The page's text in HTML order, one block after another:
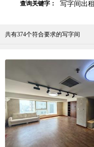
查询关键字： 写字间出租
共有374个符合要求的写字间